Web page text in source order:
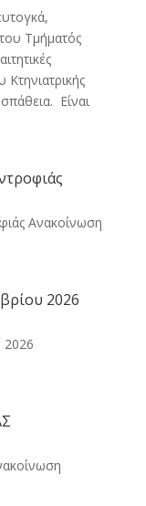
Τμήματός
Είναι
Ανακοίνωση
2026
2026